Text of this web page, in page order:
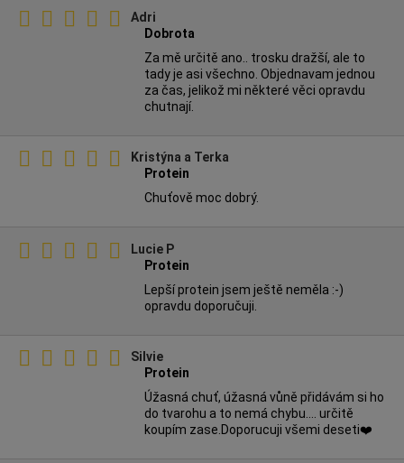
Adri
Dobrota
Za mě určitě ano.. trosku dražší, ale to
tady je asi všechno. Objednavam jednou
za čas, jelikož mi některé věci opravdu
chutnají.
Kristýna a Terka
Protein
Chuťově moc dobrý.
Lucie P
Protein
Lepší protein jsem ještě neměla :-)
opravdu doporučuji.
Silvie
Protein
Úžasná chuť, úžasná vůně přidávám si ho
do tvarohu a to nemá chybu.... určitě
koupím zase.Doporucuji všemi deseti❤️